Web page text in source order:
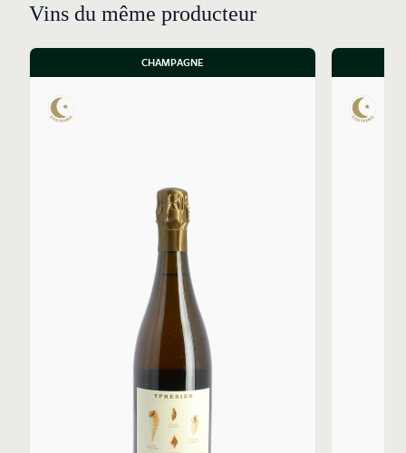
du saccharose. Cette technique, rare en Champagne,
et de ne pas dénaturer les vins lors de la seconde
fermentation.
Chaque cuvée de champagne du domaine porte le
nom d’une ère géologique.
Bartonien (de – 56 à – 33 Ma). Cet assemblage paritaire
de chardonnay et de pinot meunier, provenant de sols
argilo-sableux, se distingue par son énergie et sa
La cuvée Yprésien associe le pinot meunier au pinot
noir plantés dans des marnes et argiles profondes des
villages de Vandières et de Verneuil. La cuvée déploie
une structure plus large et une belle minéralité.
Enfin, la cuvée Lutétien (en provenance de Vandières),
marie le chardonnay et le pinot noir issus de sables
calcaires riches en fossiles. Sa minéralité saline ne
manque pas d’évoquer son terroir marin.
Vins du même producteur
CHAMPAGNE